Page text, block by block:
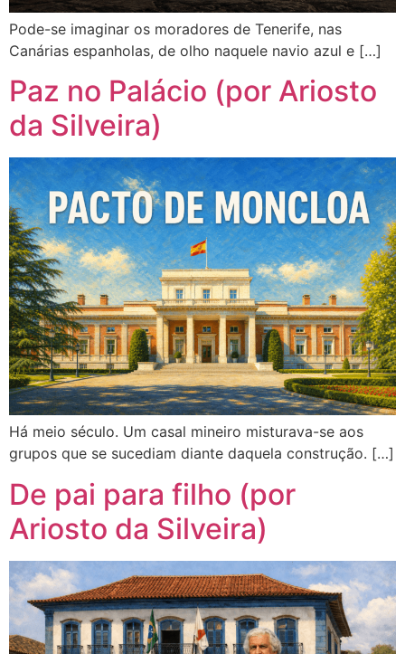
Pode-se imaginar os moradores de Tenerife, nas
Canárias espanholas, de olho naquele navio azul e […]
Paz no Palácio (por Ariosto
da Silveira)
Há meio século. Um casal mineiro misturava-se aos
grupos que se sucediam diante daquela construção. […]
De pai para filho (por
Ariosto da Silveira)